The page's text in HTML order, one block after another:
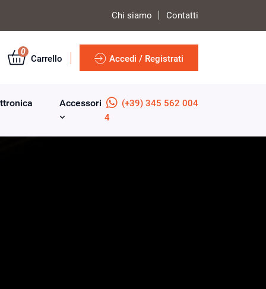
Chi siamo Contatti
0
Carrello Accedi / Registrati
Accessori
(+39) 345 562 004
4